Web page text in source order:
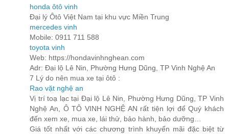
honda ôtô vinh
Đại lý Ôtô Việt Nam tại khu vực Miền Trung
mercedes vinh
Mobile: 0911 711 588
toyota vinh
Web: https://hondavinhnghean.com
Adr: Đại lộ Lê Nin, Phường Hưng Dũng, TP Vinh Nghệ An
7 Lý do nên mua xe tại ôtô :
Rao vặt nghệ an
Vị trí toạ lạc tại Đại lộ Lê Nin, Phường Hưng Dũng, TP Vinh
Nghệ An, Ô TÔ VINH NGHỆ AN rất tiện lợi để Quý khách
đến xem xe, mua xe, lái thử, bảo hành, bảo dưỡng…
Giá tốt nhất với các chương trình khuyến mãi đặc biệt từ